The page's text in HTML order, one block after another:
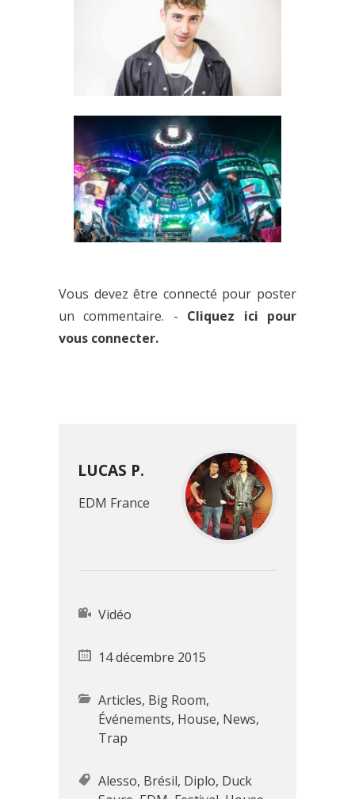
HEROBUST : INTERVIEW DU
PRODIGE BASS MUSIC
ON FAIT LE POINT AVANT LE
LIVE DE CE WEEK-END
Vous devez être connecté pour poster
un commentaire. - Cliquez ici pour
vous connecter.
LUCAS P.
EDM France
Vidéo
14 décembre 2015
Articles, Big Room,
Événements, House, News,
Trap
Alesso, Brésil, Diplo, Duck